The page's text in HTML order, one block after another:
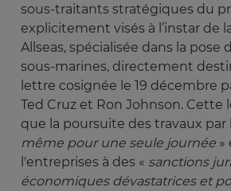
sous-traitants stratégiques du
explicitement visés à l’instar de
Allseas, spécialisée dans la pose
sous-marines, directement
lettre cosignée le 19 décembre
Ted Cruz et Ron Johnson. Cette
que la poursuite des travaux par
même pour une seule journée »
l'entreprises à des « sanctions
économiques dévastatrices et